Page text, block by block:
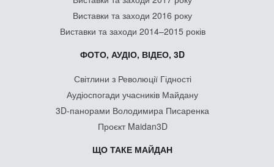
Виставки та заходи 2016 року
Виставки та заходи 2014–2015 років
ФОТО, АУДІО, ВІДЕО, 3D
Світлини з Революції Гідності
Аудіоспогади учасників Майдану
3D-панорами Володимира Писаренка
Проєкт Maidan3D
ЩО ТАКЕ МАЙДАН